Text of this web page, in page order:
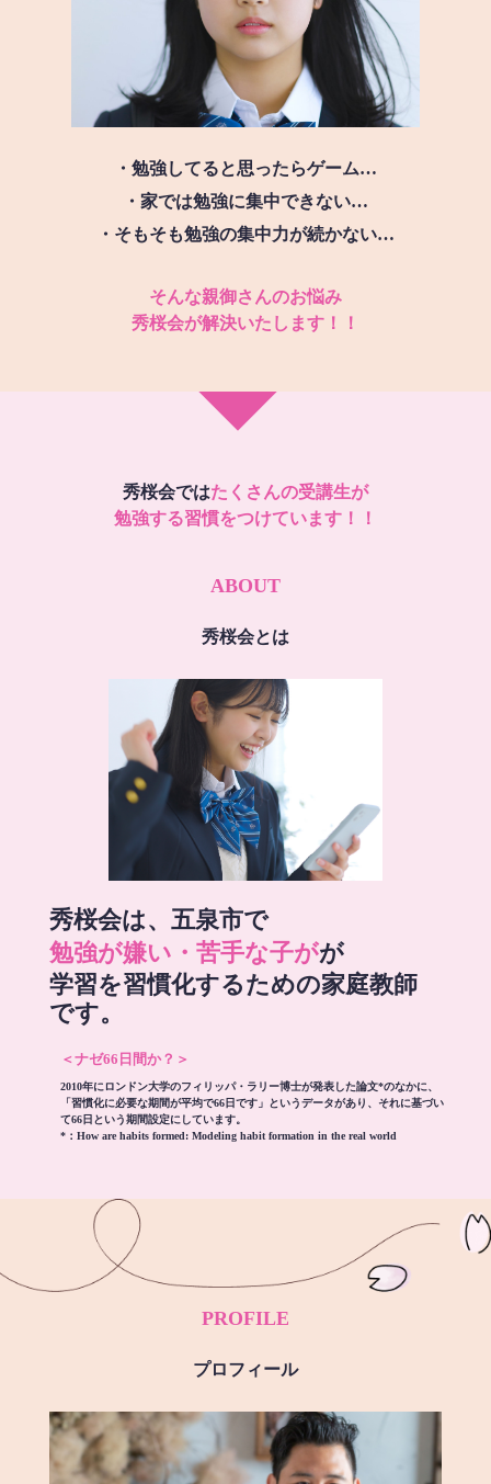
・勉強してると思ったらゲーム…
・家では勉強に集中できない…
・そもそも勉強の集中力が続かない…
そんな親御さんのお悩み
秀桜会が解決いたします！！
秀桜会ではたくさんの受講生が
勉強する習慣をつけています！！
ABOUT
秀桜会とは
秀桜会は、五泉市で
勉強が嫌い・苦手な子がが
学習を習慣化するための家庭教師
です。
＜ナゼ66日間か？＞
2010年にロンドン大学のフィリッパ・ラリー博士が発表した論文*のなかに、
「習慣化に必要な期間が平均で66日です」というデータがあり、それに基づい
て66日という期間設定にしています。
*： How are habits formed: Modeling habit formation in the real world
PROFILE
プロフィール